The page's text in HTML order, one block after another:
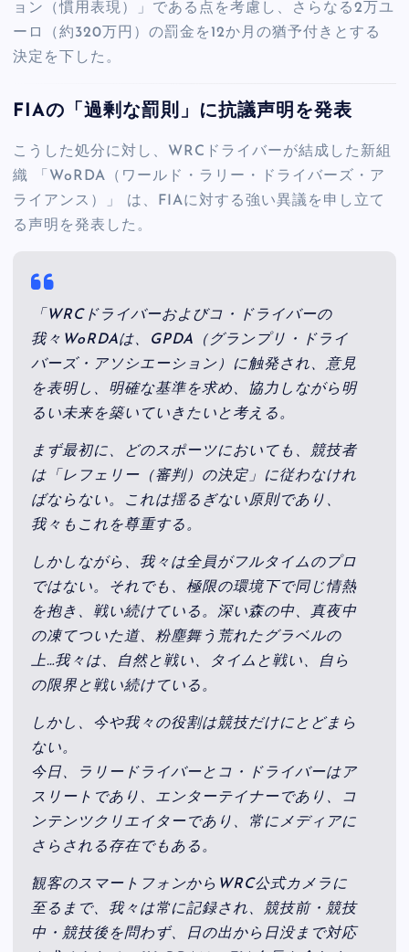
ョン（慣用表現）」である点を考慮し、さらなる2万ユ
ーロ（約320万円）の罰金を12か月の猶予付きとする
決定を下した。
FIAの「過剰な罰則」に抗議声明を発表
こうした処分に対し、WRCドライバーが結成した新組
織 「WoRDA（ワールド・ラリー・ドライバーズ・ア
ライアンス）」 は、FIAに対する強い異議を申し立て
る声明を発表した。
「WRCドライバーおよびコ・ドライバーの
我々WoRDAは、GPDA（グランプリ・ドライ
バーズ・アソシエーション）に触発され、意見
を表明し、明確な基準を求め、協力しながら明
るい未来を築いていきたいと考える。
まず最初に、どのスポーツにおいても、競技者
は「レフェリー（審判）の決定」に従わなけれ
ばならない。これは揺るぎない原則であり、
我々もこれを尊重する。
しかしながら、我々は全員がフルタイムのプロ
ではない。それでも、極限の環境下で同じ情熱
を抱き、戦い続けている。深い森の中、真夜中
の凍てついた道、粉塵舞う荒れたグラベルの
上…我々は、自然と戦い、タイムと戦い、自ら
の限界と戦い続けている。
しかし、今や我々の役割は競技だけにとどまら
ない。
今日、ラリードライバーとコ・ドライバーはア
スリートであり、エンターテイナーであり、コ
ンテンツクリエイターであり、常にメディアに
さらされる存在でもある。
観客のスマートフォンからWRC公式カメラに
至るまで、我々は常に記録され、競技前・競技
中・競技後を問わず、日の出から日没まで対応